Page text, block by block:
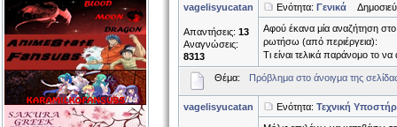
vagelisyucatan
Απαντήσεις: 13
Αναγνώσεις:
8313
Ενότητα: Γενικά
Αφού έκανα μία αναζήτηση στο
ρωτήσω (από περιέργεια):
Τι είναι τελικά παράνομο το
Θέμα: Πρόβλημα στο άνοιγμα της
vagelisyucatan Ενότητα: Τεχνική